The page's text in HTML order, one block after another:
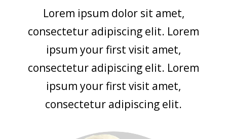
Lorem ipsum dolor sit amet,
consectetur adipiscing elit. Lorem
ipsum your first visit amet,
consectetur adipiscing elit. Lorem
ipsum your first visit amet,
consectetur adipiscing elit.